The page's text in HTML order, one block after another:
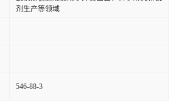
剂生产等领域
546-88-3